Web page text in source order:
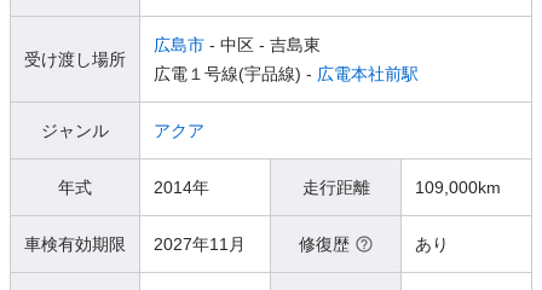
受け渡し場所
広島市 - 中区 - 吉島東
広電１号線(宇品線) - 広電本社前駅
ジャンル アクア
年式 2014年 走行距離 109,000km
車検有効期限 2027年11月 修復歴 あり